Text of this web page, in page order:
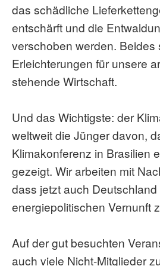
das schädliche
entschärft und die
verschoben werden. Beides
Erleichterungen für unsere
stehende Wirtschaft.
Und das Wichtigste: der
weltweit die Jünger davon,
Klimakonferenz in Brasilien
gezeigt. Wir arbeiten mit
dass jetzt auch
energiepolitischen Vernunft
Auf der gut besuchten
auch viele Nicht-Mitglieder